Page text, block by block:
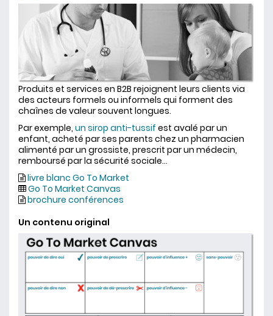
Produits et services en B2B rejoignent leurs clients via
des acteurs formels ou informels qui forment des
chaînes de valeur souvent longues.
Par exemple, un sirop anti-tussif est avalé par un
enfant, acheté par ses parents chez un pharmacien
alimenté par un grossiste, prescrit par un médecin,
remboursé par la sécurité sociale...
livre blanc Go To Market
Go To Market Canvas
brochure conférences
Un contenu original